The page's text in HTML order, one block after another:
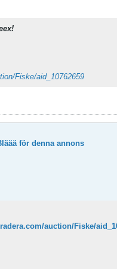
Fiske/aid_10762659
för denna annons
auction/Fiske/